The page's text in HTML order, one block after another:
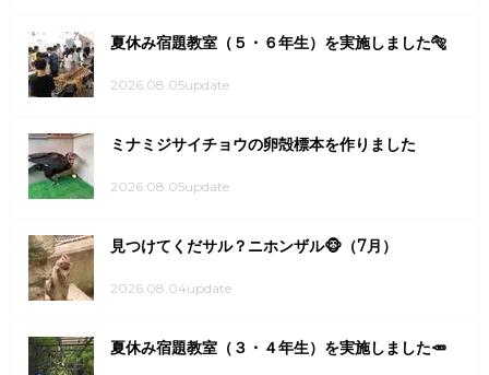
夏休み宿題教室（５・６年生）を実施しました🐅
2026.08.05update
ミナミジサイチョウの卵殻標本を作りました
2026.08.05update
見つけてくだサル？ニホンザル🐵（7月）
2026.08.04update
夏休み宿題教室（３・４年生）を実施しました🥕